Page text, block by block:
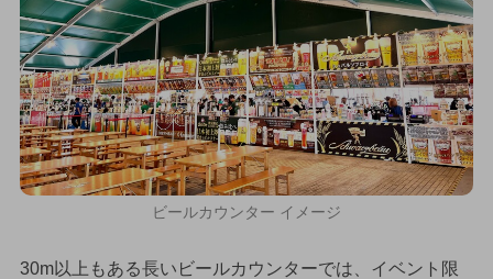
ビールカウンター イメージ
30m以上もある長いビールカウンターでは、イベント限